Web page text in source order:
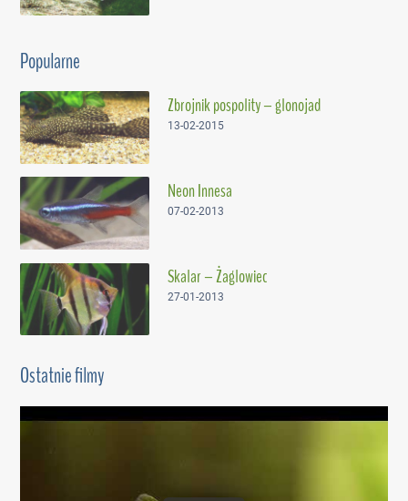
Popularne
Zbrojnik pospolity – glonojad
13-02-2015
Neon Innesa
07-02-2013
Skalar – Żaglowiec
27-01-2013
Ostatnie filmy